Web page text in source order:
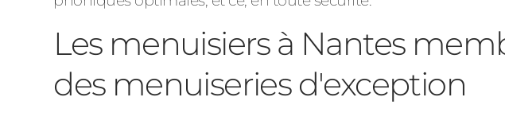
Les menuisiers à Nantes
des menuiseries d'exception